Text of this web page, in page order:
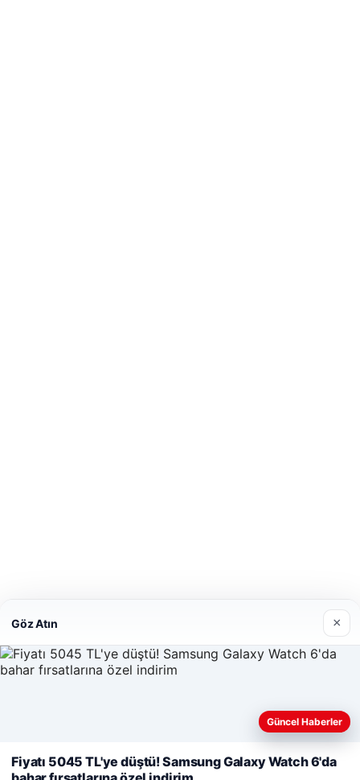
amacıyla çerezler kullanıyoruz.Çerez Politikamız
Göz Atın ×
Güncel Haberler
Fiyatı 5045 TL'ye düştü! Samsung Galaxy Watch 6'da